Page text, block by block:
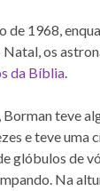
de 1968,
os
da Bíblia.
teve
e teve uma
glóbulos de
Na